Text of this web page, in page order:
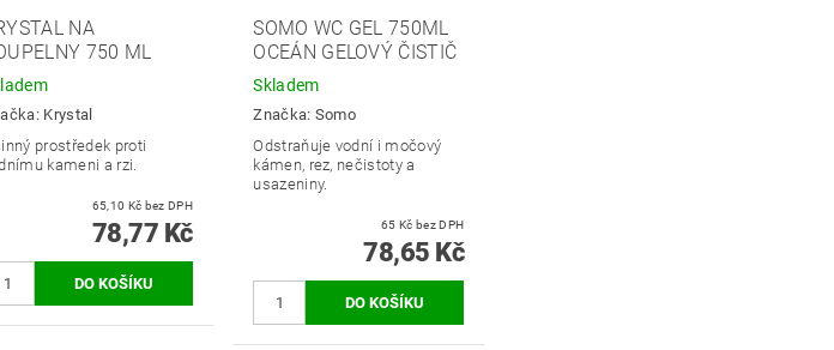
NA
750 ML
Krystal
prostředek proti
kameni a rzi.
65,10 Kč bez DPH
78,77 Kč
SOMO WC GEL 750ML
OCEÁN GELOVÝ ČISTIČ
Skladem
Značka: Somo
Odstraňuje vodní i močový
kámen, rez, nečistoty a
usazeniny.
65 Kč bez DPH
78,65 Kč